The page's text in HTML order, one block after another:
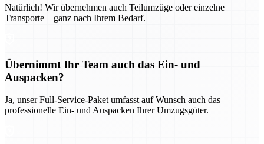
Natürlich! Wir übernehmen auch Teilumzüge oder einzelne
Transporte – ganz nach Ihrem Bedarf.
Übernimmt Ihr Team auch das Ein- und
Auspacken?
Ja, unser Full-Service-Paket umfasst auf Wunsch auch das
professionelle Ein- und Auspacken Ihrer Umzugsgüter.